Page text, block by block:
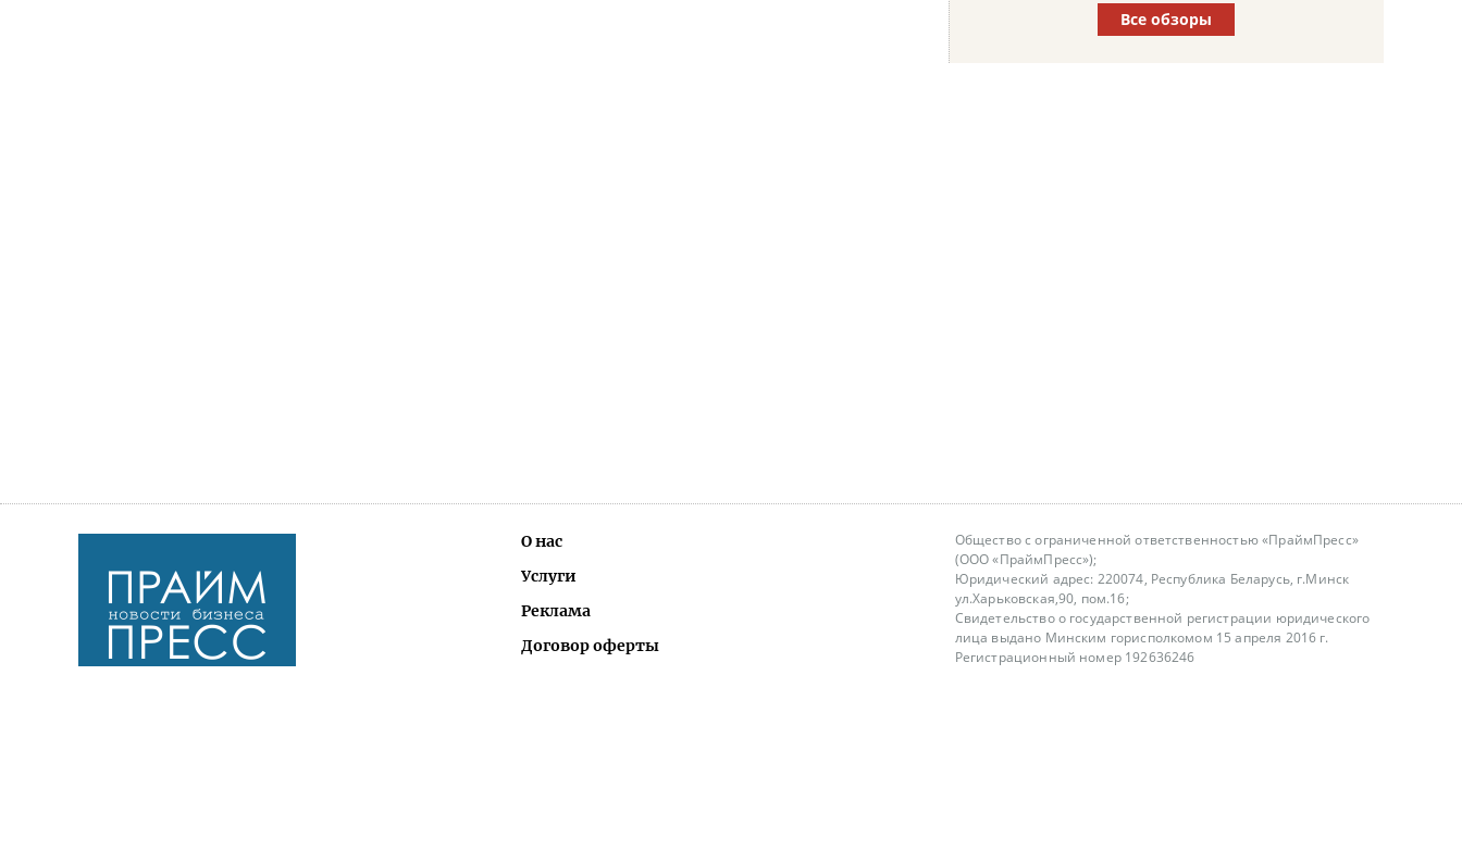
Все обзоры
О нас
Услуги
Реклама
Договор оферты
Общество с ограниченной ответственностью «ПраймПресс»
(ООО «ПраймПресс»);
Юридический адрес: 220074, Республика Беларусь, г.Минск
ул.Харьковская,90, пом.16;
Свидетельство о государственной регистрации юридического
лица выдано Минским горисполкомом 15 апреля 2016 г.
Регистрационный номер 192636246